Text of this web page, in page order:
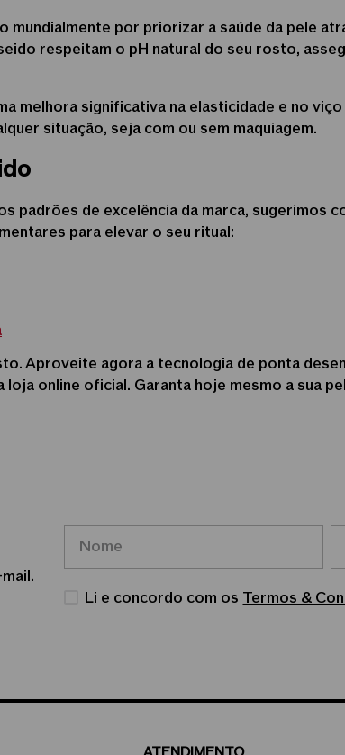
por priorizar a saúde da pele
respeitam o pH natural do seu rosto,
melhora significativa na elasticidade e no
situação, seja com ou sem maquiagem.
padrões de excelência da marca, sugerimos
para elevar o seu ritual:
Aproveite agora a tecnologia de ponta
online oficial. Garanta hoje mesmo a sua
Li e concordo com os Termos &